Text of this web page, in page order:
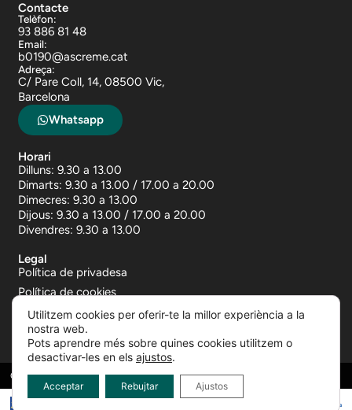
Contacte
Telèfon:
93 886 81 48
Email:
b0190@ascreme.cat
Adreça:
C/ Pare Coll, 14, 08500 Vic,
Barcelona
Whatsapp
Horari
Dilluns: 9.30 a 13.00
Dimarts: 9.30 a 13.00 / 17.00 a 20.00
Dimecres: 9.30 a 13.00
Dijous: 9.30 a 13.00 / 17.00 a 20.00
Divendres: 9.30 a 13.00
Legal
Política de privadesa
Política de cookies
Avís legal
© centremedicrevisionsosona.com · powered byQualirion
Utilitzem cookies per oferir-te la millor experiència a la
nostra web.
Pots aprendre més sobre quines cookies utilitzem o
desactivar-les en els ajustos.
Acceptar Rebujtar Ajustos